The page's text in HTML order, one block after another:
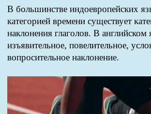
В большинстве индоевропейских
категорией времени существует
наклонения глаголов. В английском
изъявительное, повелительное,
вопросительное наклонение.